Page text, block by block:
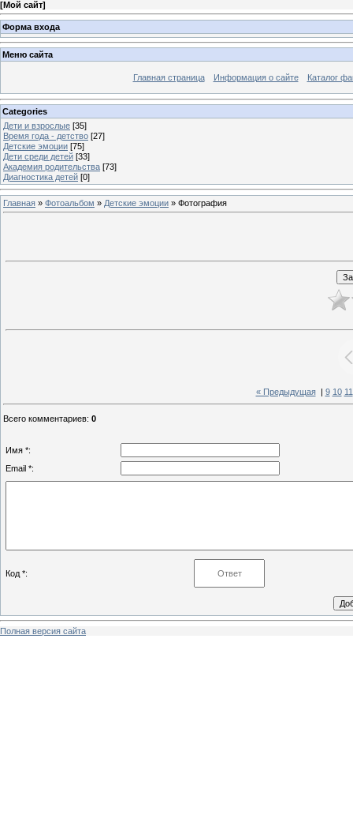
[Мой сайт]
Форма входа
Меню сайта
Главная страница Информация о сайте Каталог
Categories
Дети и взрослые [35]
Время года - детство [27]
Детские эмоции [75]
Дети среди детей [33]
Академия родительства [73]
Диагностика детей [0]
Главная » Фотоальбом » Детские эмоции » Фотография
« Предыдущая| 9 10 11
Всего комментариев: 0
Имя *:
Email *:
Код *:
Полная версия сайта